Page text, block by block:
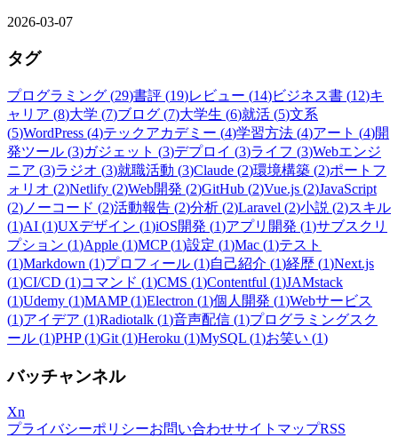
2026-03-07
タグ
プログラミング (29)書評 (19)レビュー (14)ビジネス書 (12)キ
ャリア (8)大学 (7)ブログ (7)大学生 (6)就活 (5)文系
(5)WordPress (4)テックアカデミー (4)学習方法 (4)アート (4)開
発ツール (3)ガジェット (3)デプロイ (3)ライフ (3)Webエンジ
ニア (3)ラジオ (3)就職活動 (3)Claude (2)環境構築 (2)ポートフ
ォリオ (2)Netlify (2)Web開発 (2)GitHub (2)Vue.js (2)JavaScript
(2) ノーコード (2)活動報告 (2)分析 (2)Laravel (2)小説 (2)スキル
(1)AI (1)UXデザイン (1)iOS開発 (1)アプリ開発 (1)サブスクリ
プション (1)Apple (1)MCP(1)設定 (1)Mac (1)テスト
(1)Markdown (1)プロフィール (1)自己紹介 (1)経歴 (1)Next.js
(1)CI/CD (1)コマンド (1)CMS (1)Contentful (1)JAMstack
(1)Udemy (1)MAMP(1)Electron (1)個人開発 (1)Webサービス
(1)アイデア (1)Radiotalk (1)音声配信 (1)プログラミングスク
ール (1)PHP(1)Git (1)Heroku (1)MySQL (1)お笑い (1)
バッチャンネル
Xn
プライバシーポリシーお問い合わせサイトマップRSS